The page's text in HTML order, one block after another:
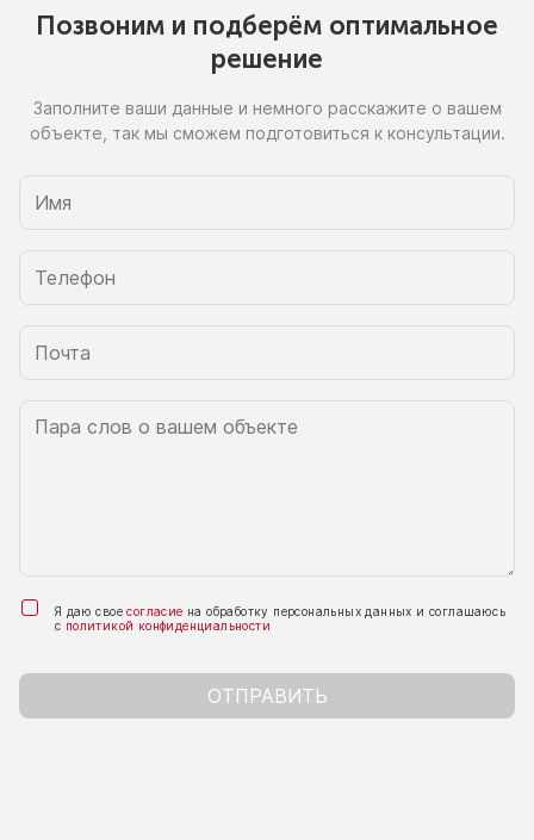
Позвоним и подберём оптимальное
решение
Заполните ваши данные и немного расскажите о вашем
объекте, так мы сможем подготовиться к консультации.
Я даю своесогласие на обработку персональных данных и соглашаюсь
с политикой конфиденциальности
ОТПРАВИТЬ